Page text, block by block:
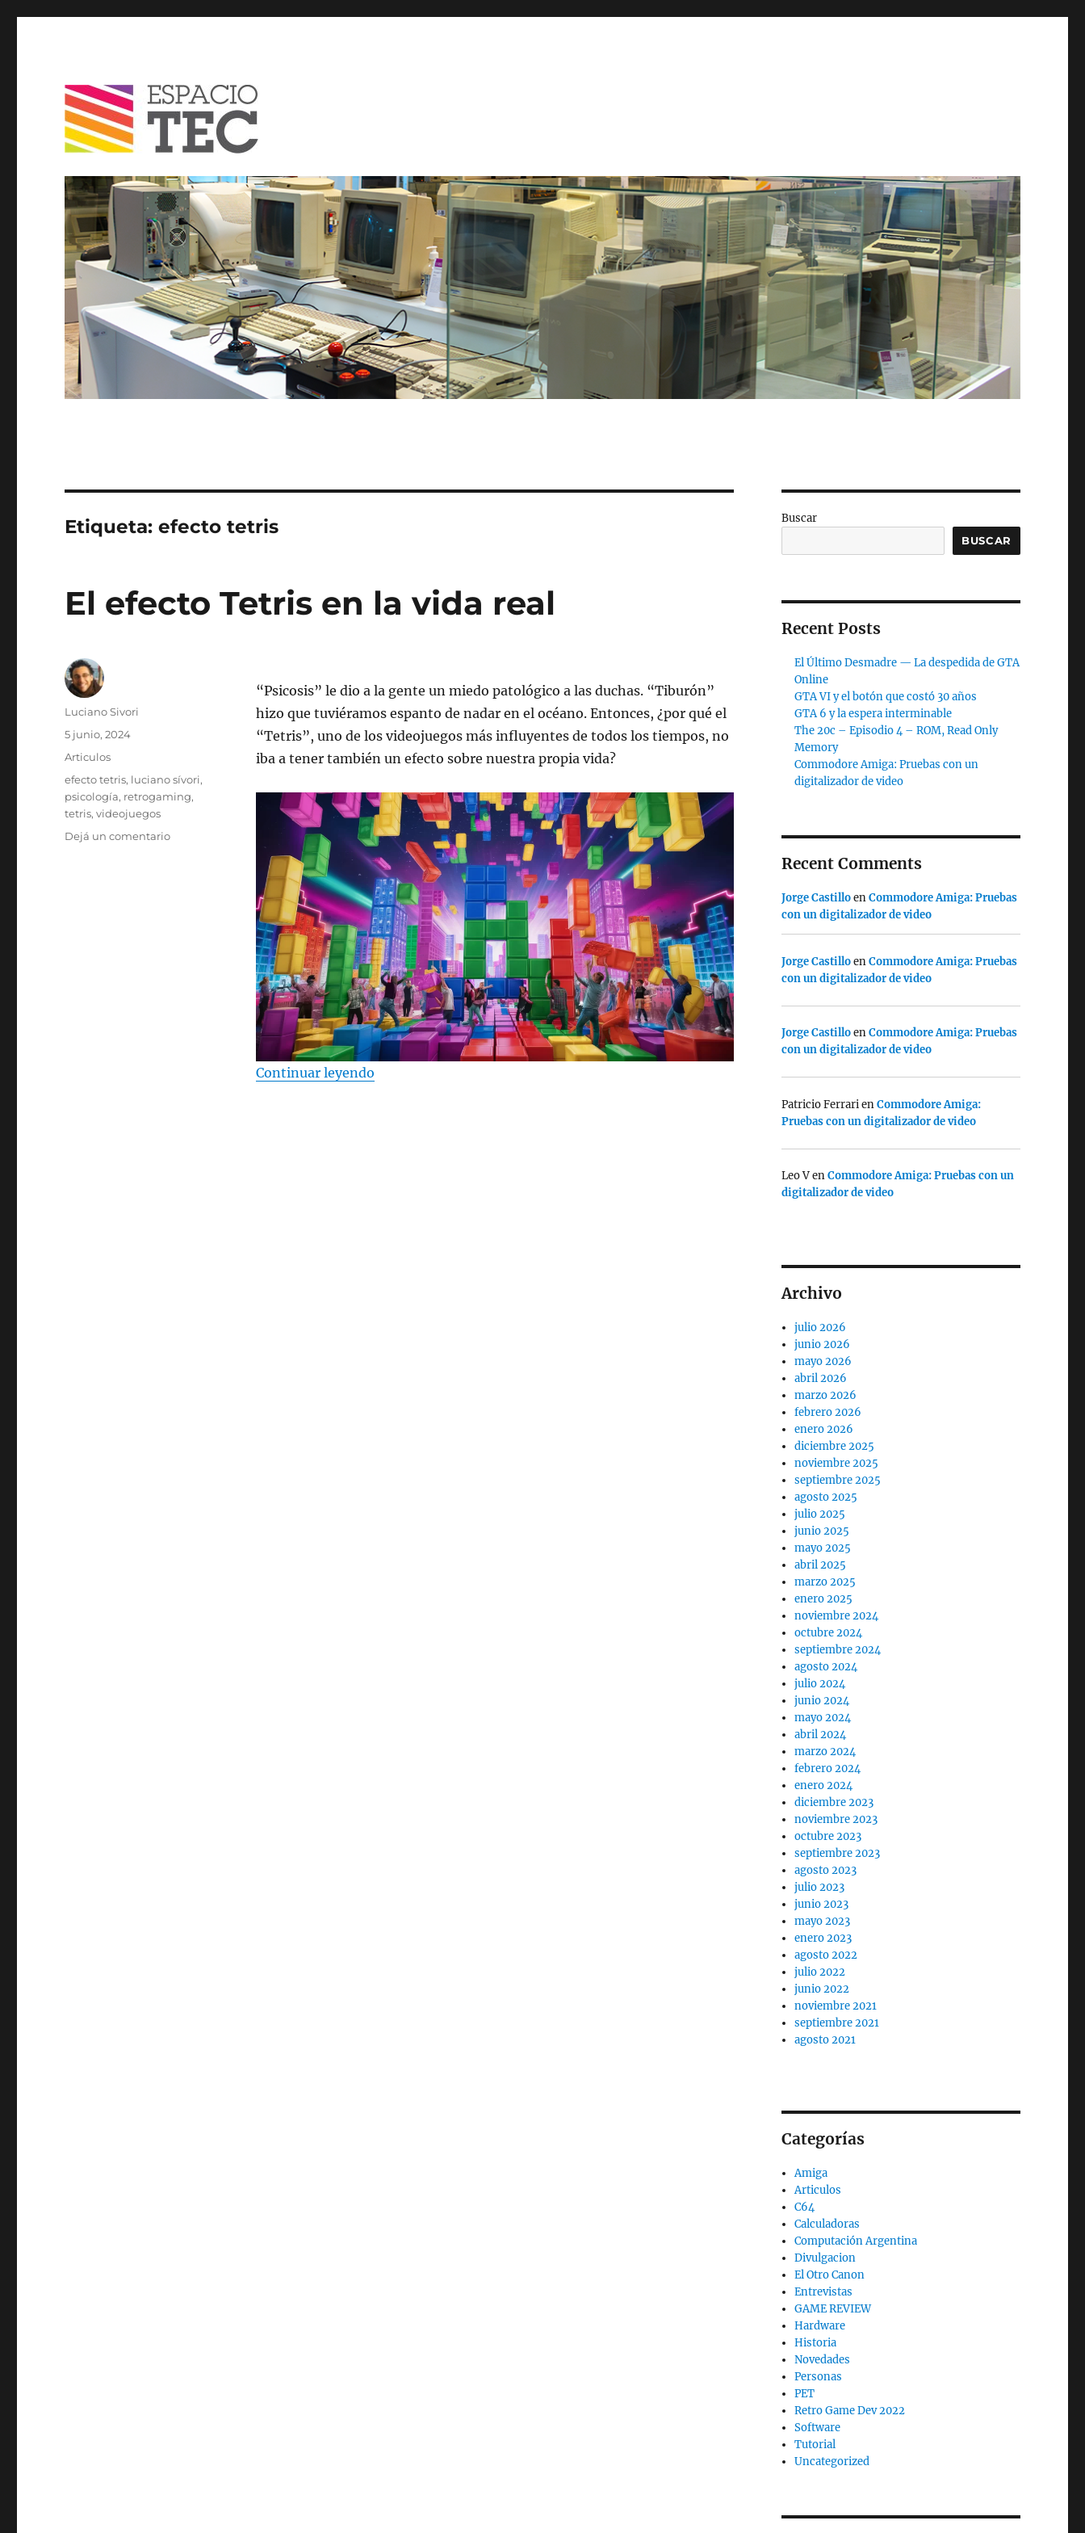
Blog
Etiqueta:efecto tetris
El efecto Tetris en la vida real
“Psicosis” le dio a la gente un miedo patológico a las duchas. “Tiburón”
hizo que tuviéramos espanto de nadar en el océano. Entonces, ¿por qué el
“Tetris”, uno de los videojuegos más influyentes de todos los tiempos, no
iba a tener también un efecto sobre nuestra propia vida?
Continuar leyendo“El efecto Tetris en la vida real”
Autor
Luciano Sivori
Publicado
5 junio, 2024
Categorías
Articulos
Etiquetas
efecto tetris, luciano sívori,
psicología, retrogaming,
tetris,videojuegos
Dejá un comentarioen
Buscar
BUSCAR
Recent Posts
El Último Desmadre — La despedida de GTA
Online
GTA VI y el botón que costó 30 años
GTA 6 y la espera interminable
The 20c – Episodio 4 – ROM, Read Only
Memory
Commodore Amiga: Pruebas con un
digitalizador de video
Recent Comments
Jorge CastilloenCommodore Amiga: Pruebas
con un digitalizador de video
Jorge CastilloenCommodore Amiga: Pruebas
con un digitalizador de video
Jorge CastilloenCommodore Amiga: Pruebas
con un digitalizador de video
Patricio FerrarienCommodore Amiga:
Pruebas con un digitalizador de video
Leo VenCommodore Amiga: Pruebas con un
digitalizador de video
Archivo
julio 2026
junio 2026
mayo 2026
abril 2026
marzo 2026
febrero 2026
enero 2026
diciembre 2025
noviembre 2025
septiembre 2025
agosto 2025
julio 2025
junio 2025
mayo 2025
abril 2025
marzo 2025
enero 2025
noviembre 2024
octubre 2024
septiembre 2024
agosto 2024
julio 2024
junio 2024
mayo 2024
abril 2024
marzo 2024
febrero 2024
enero 2024
diciembre 2023
noviembre 2023
octubre 2023
septiembre 2023
agosto 2023
julio 2023
junio 2023
mayo 2023
enero 2023
agosto 2022
julio 2022
junio 2022
noviembre 2021
septiembre 2021
agosto 2021
Categorías
Amiga
Articulos
C64
Calculadoras
Computación Argentina
Divulgacion
El Otro Canon
Entrevistas
GAME REVIEW
Hardware
Historia
Novedades
Personas
PET
Retro Game Dev 2022
Software
Tutorial
Uncategorized